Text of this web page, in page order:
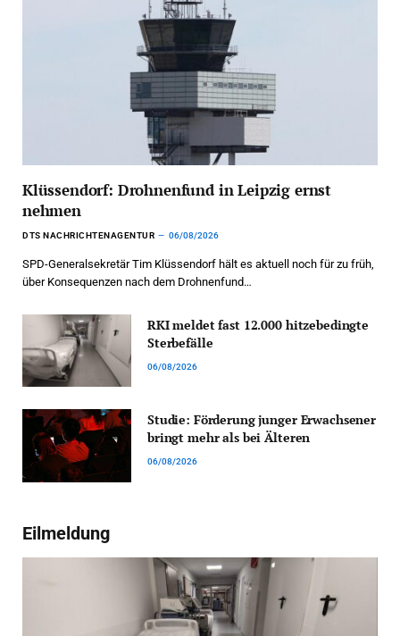
Klüssendorf: Drohnenfund in Leipzig ernst
nehmen
DTS NACHRICHTENAGENTUR 06/08/2026
SPD-Generalsekretär Tim Klüssendorf hält es aktuell noch für zu früh,
über Konsequenzen nach dem Drohnenfund…
RKI meldet fast 12.000 hitzebedingte
Sterbefälle
06/08/2026
Studie: Förderung junger Erwachsener
bringt mehr als bei Älteren
06/08/2026
Eilmeldung